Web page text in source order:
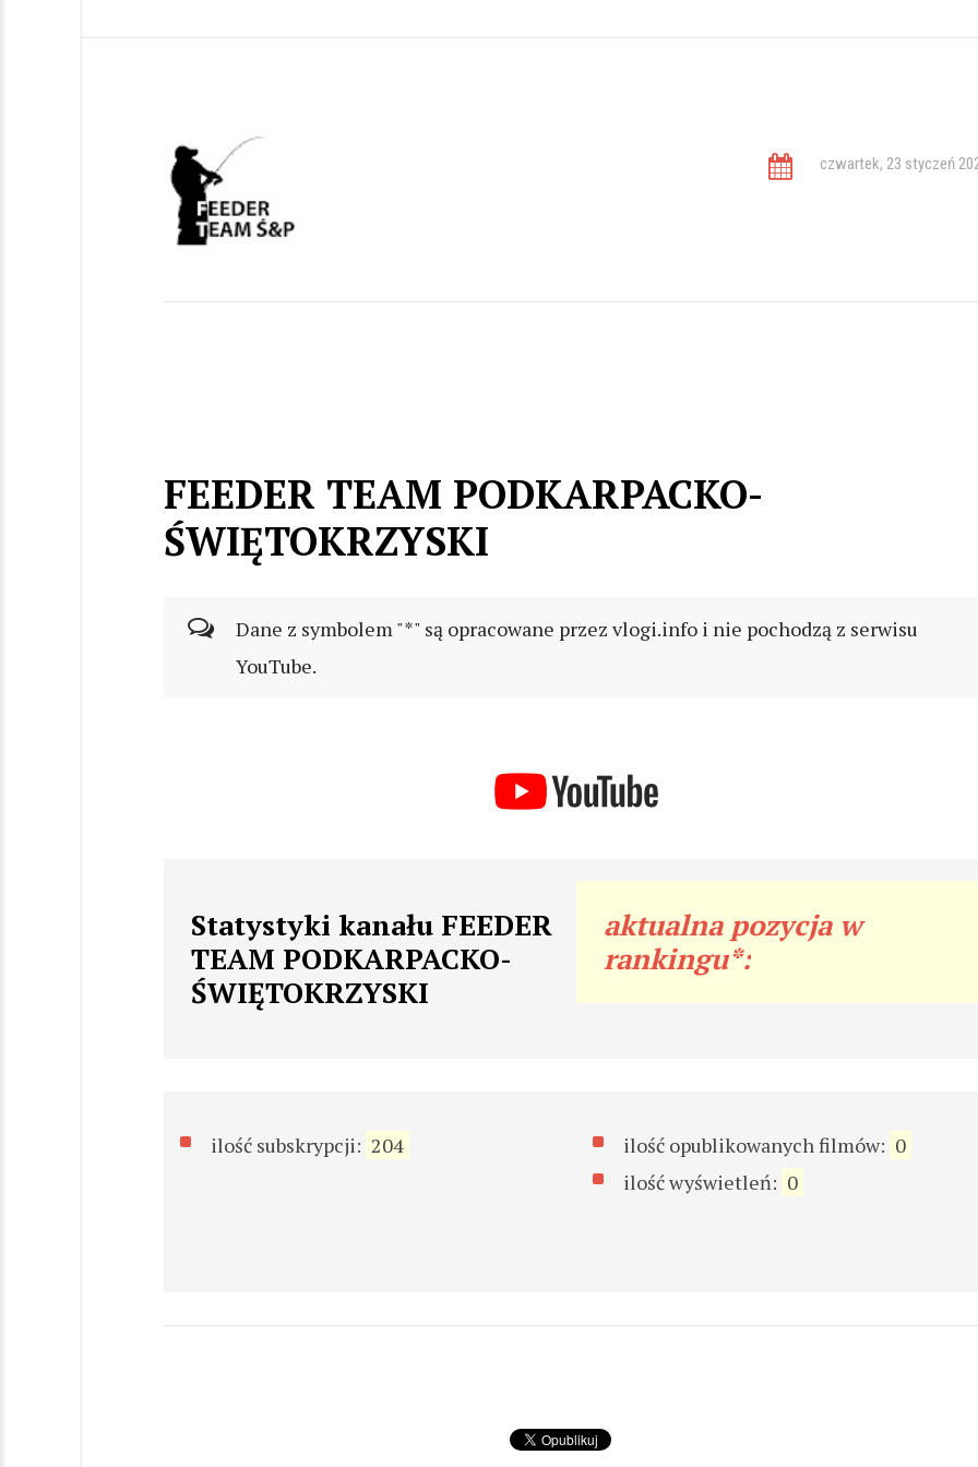
czwartek, 23 styczeń
FEEDER TEAM PODKARPACKO-
ŚWIĘTOKRZYSKI
Dane z symbolem "*" są opracowane przez vlogi.info i nie pochodzą z serwisu
YouTube.
Statystyki kanału FEEDER
TEAM PODKARPACKO-
ŚWIĘTOKRZYSKI
aktualna pozycja w
rankingu*:
ilość subskrypcji: 204 ilość opublikowanych filmów: 0
ilość wyświetleń: 0